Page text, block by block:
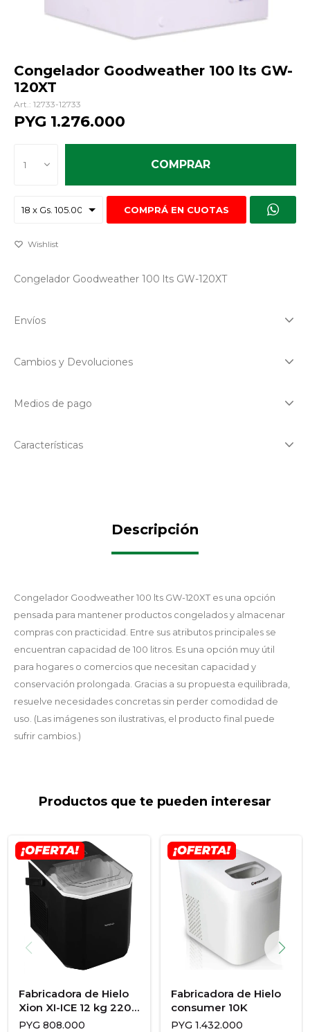
Congelador Goodweather 100 lts GW-
120XT
12733-12733
PYG 1.276.000
1 COMPRAR
COMPRÁ EN CUOTAS
Congelador Goodweather 100 lts GW-120XT
Envíos
Cambios y Devoluciones
Medios de pago
Características
Descripción
Congelador Goodweather 100 lts GW-120XT es una opción
pensada para mantener productos congelados y almacenar
compras con practicidad. Entre sus atributos principales se
encuentran capacidad de 100 litros. Es una opción muy útil
para hogares o comercios que necesitan capacidad y
conservación prolongada. Gracias a su propuesta equilibrada,
resuelve necesidades concretas sin perder comodidad de
uso. (Las imágenes son ilustrativas, el producto final puede
sufrir cambios.)
Productos que te pueden interesar
Fabricadora de Hielo
Xion XI-ICE 12 kg 220v
50hz
PYG 808.000
Fabricadora de Hielo
consumer 10K
PYG 1.432.000